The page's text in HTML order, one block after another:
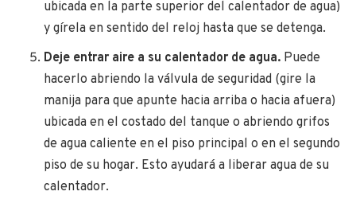
ubicada en la parte superior del calentador de agua)
y gírela en sentido del reloj hasta que se detenga.
Deje entrar aire a su calentador de agua. Puede
hacerlo abriendo la válvula de seguridad (gire la
manija para que apunte hacia arriba o hacia afuera)
ubicada en el costado del tanque o abriendo grifos
de agua caliente en el piso principal o en el segundo
piso de su hogar. Esto ayudará a liberar agua de su
calentador.